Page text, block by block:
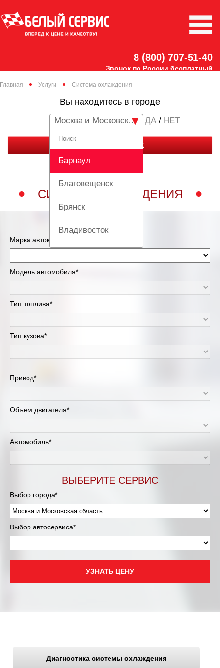
8 (800) 707-51-40
Звонок по России бесплатный
Главная Услуги Система охлаждения
Вы находитесь в городе
Москва и Московская область
Барнаул
Благовещенск
Брянск
Владивосток
Екатеринбург
Краснодар
Нижневартовск
Нижний Новгород
Новосибирск
/ НЕТ
ЗАКАЗАТЬ ЗВОНОК
СИСТЕМА ОХЛАЖДЕНИЯ
Марка автомобиля*
Модель автомобиля*
Тип топлива*
Тип кузова*
Привод*
Объем двигателя*
Автомобиль*
ВЫБЕРИТЕ СЕРВИС
Выбор города*
Выбор автосервиса*
УЗНАТЬ ЦЕНУ
Диагностика системы охлаждения